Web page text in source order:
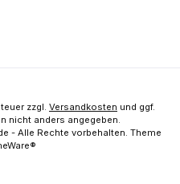
zzgl. Versandkosten und ggf.
nicht anders angegeben.
- Alle Rechte vorbehalten. Theme